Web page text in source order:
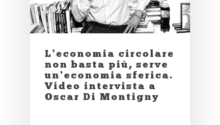
L’economia circolare
non basta più, serve
un’economia sferica.
Video intervista a
Oscar Di Montigny